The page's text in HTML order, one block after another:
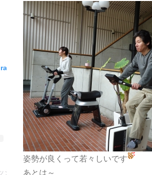
姿勢が良くって若々しいです
あとは～
A post shared by 断食道場 リフレッシュの森 (@danjiki_refresh_saitama)